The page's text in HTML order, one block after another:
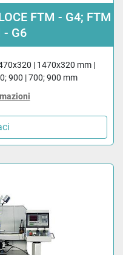
FTM - G4; FTM
- G6
| 1470x320 mm |
900 | 700; 900 mm